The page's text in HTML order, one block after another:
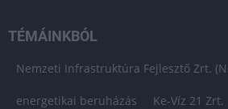
TÉMÁINKBÓL
Nemzeti Infrastruktúra Fejlesztő Zrt.
energetikai beruházás Ke-Víz 21 Zrt.